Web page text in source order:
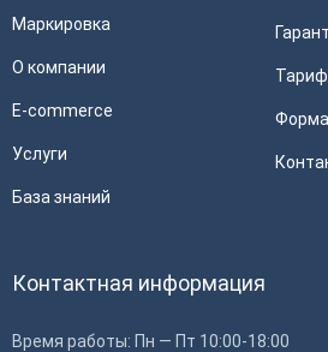
Маркировка
О компании
E-commerce
Услуги
База знаний
Контактная информация
Время работы: Пн — Пт 10:00-18:00